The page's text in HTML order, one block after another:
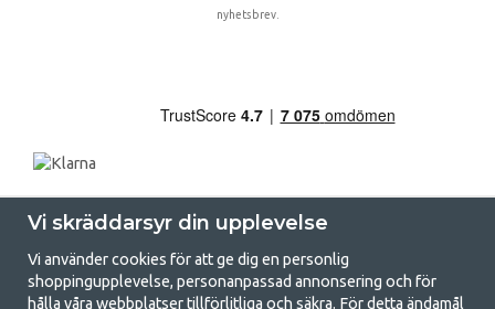
nyhetsbrev.
Vi skräddarsyr din upplevelse
Vi använder cookies för att ge dig en personlig
shoppingupplevelse, personanpassad annonsering och för
hålla våra webbplatser tillförlitliga och säkra. För detta ändamål